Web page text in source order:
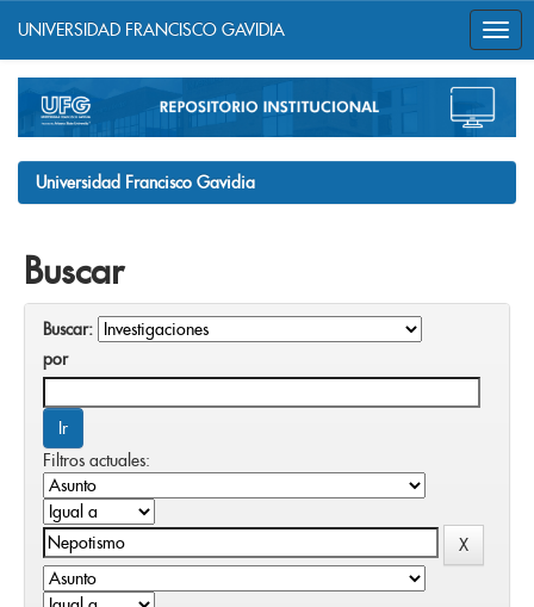
navigation
UNIVERSIDAD FRANCISCO GAVIDIA
Universidad Francisco Gavidia
Buscar
Buscar:
por
Filtros actuales: